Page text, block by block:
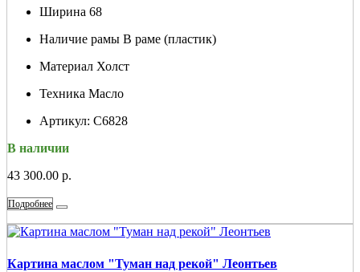
Ширина 68
Наличие рамы В раме (пластик)
Материал Холст
Техника Масло
Артикул: С6828
В наличии
43 300.00 р.
Подробнее
Картина маслом "Туман над рекой" Леонтьев